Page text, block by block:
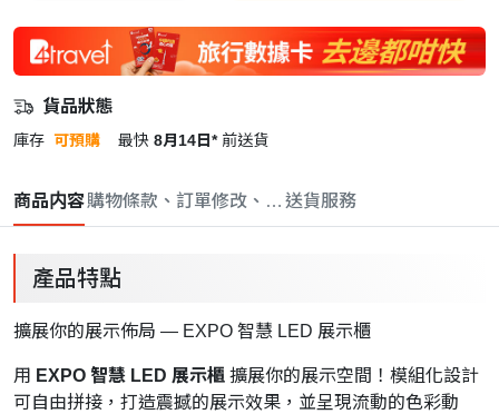
貨品狀態
庫存 可預購 最快 8月14日* 前送貨
商品内容購物條款、訂單修改、取消與退款政策
送貨服務
產品特點
擴展你的展示佈局 — EXPO 智慧 LED 展示櫃
用 EXPO 智慧 LED 展示櫃 擴展你的展示空間！模組化設計
可自由拼接，打造震撼的展示效果，並呈現流動的色彩動